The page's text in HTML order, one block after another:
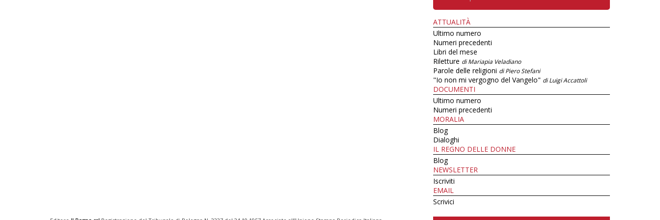
ATTUALITÀ
Ultimo numero
Numeri precedenti
Libri del mese
Riletture di Mariapia Veladiano
Parole delle religioni di Piero Stefani
"Io non mi vergogno del Vangelo" di Luigi Accattoli
DOCUMENTI
Ultimo numero
Numeri precedenti
MORALIA
Blog
Dialoghi
IL REGNO DELLE DONNE
Blog
NEWSLETTER
Iscriviti
EMAIL
Scrivici